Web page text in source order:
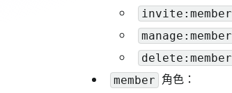
invite:member
manage:member
delete:member
member 角色：